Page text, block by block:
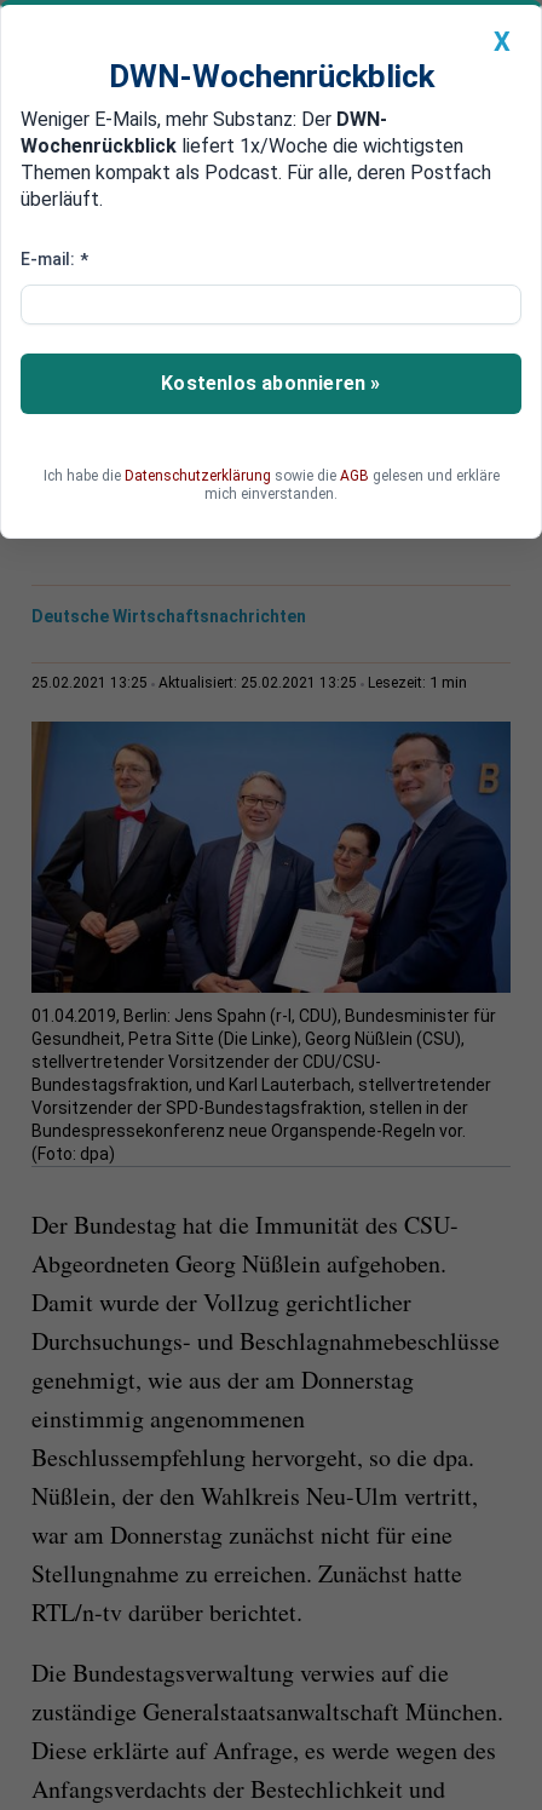
Newsticker MEIN DWN: Geldanlage Premium
Edelmetalle DWN-Magazin China
Corona-Masken-Affäre: Razzia
Bundestagsfraktion
Der Vize-Vorsitzende der CDU/CSU-
Bundestagsfraktion, Georg Nüßlein, steht nach
Maskenhersteller Aufträge beschafft und sich
persönlich bereichert zu haben.
Deutsche Wirtschaftsnachrichten
25.02.2021 13:25 Aktualisiert: 25.02.2021 13:25 Lesezeit: 1 min
01.04.2019, Berlin: Jens Spahn (r-l, CDU), Bundesminister für
Gesundheit, Petra Sitte (Die Linke), Georg Nüßlein (CSU),
stellvertretender Vorsitzender der CDU/CSU-
Bundestagsfraktion, und Karl Lauterbach, stellvertretender
Vorsitzender der SPD-Bundestagsfraktion, stellen in der
Bundespressekonferenz neue Organspende-Regeln vor.
(Foto: dpa)
Der Bundestag hat die Immunität des CSU-
Abgeordneten Georg Nüßlein aufgehoben.
Damit wurde der Vollzug gerichtlicher
Durchsuchungs- und Beschlagnahmebeschlüsse
genehmigt, wie aus der am Donnerstag
einstimmig angenommenen
Beschlussempfehlung hervorgeht, so die dpa.
Nüßlein, der den Wahlkreis Neu-Ulm vertritt,
war am Donnerstag zunächst nicht für eine
Stellungnahme zu erreichen. Zunächst hatte
RTL/n-tv darüber berichtet.
Die Bundestagsverwaltung verwies auf die
zuständige Generalstaatsanwaltschaft München.
Diese erklärte auf Anfrage, es werde wegen des
Anfangsverdachts der Bestechlichkeit und
X
DWN-Wochenrückblick
Weniger E-Mails, mehr Substanz: Der DWN-
Wochenrückblick liefert 1x/Woche die wichtigsten
Themen kompakt als Podcast. Für alle, deren Postfach
überläuft.
E-mail: *
Kostenlos abonnieren »
Ich habe die Datenschutzerklärung sowie die AGB gelesen und erkläre
mich einverstanden.